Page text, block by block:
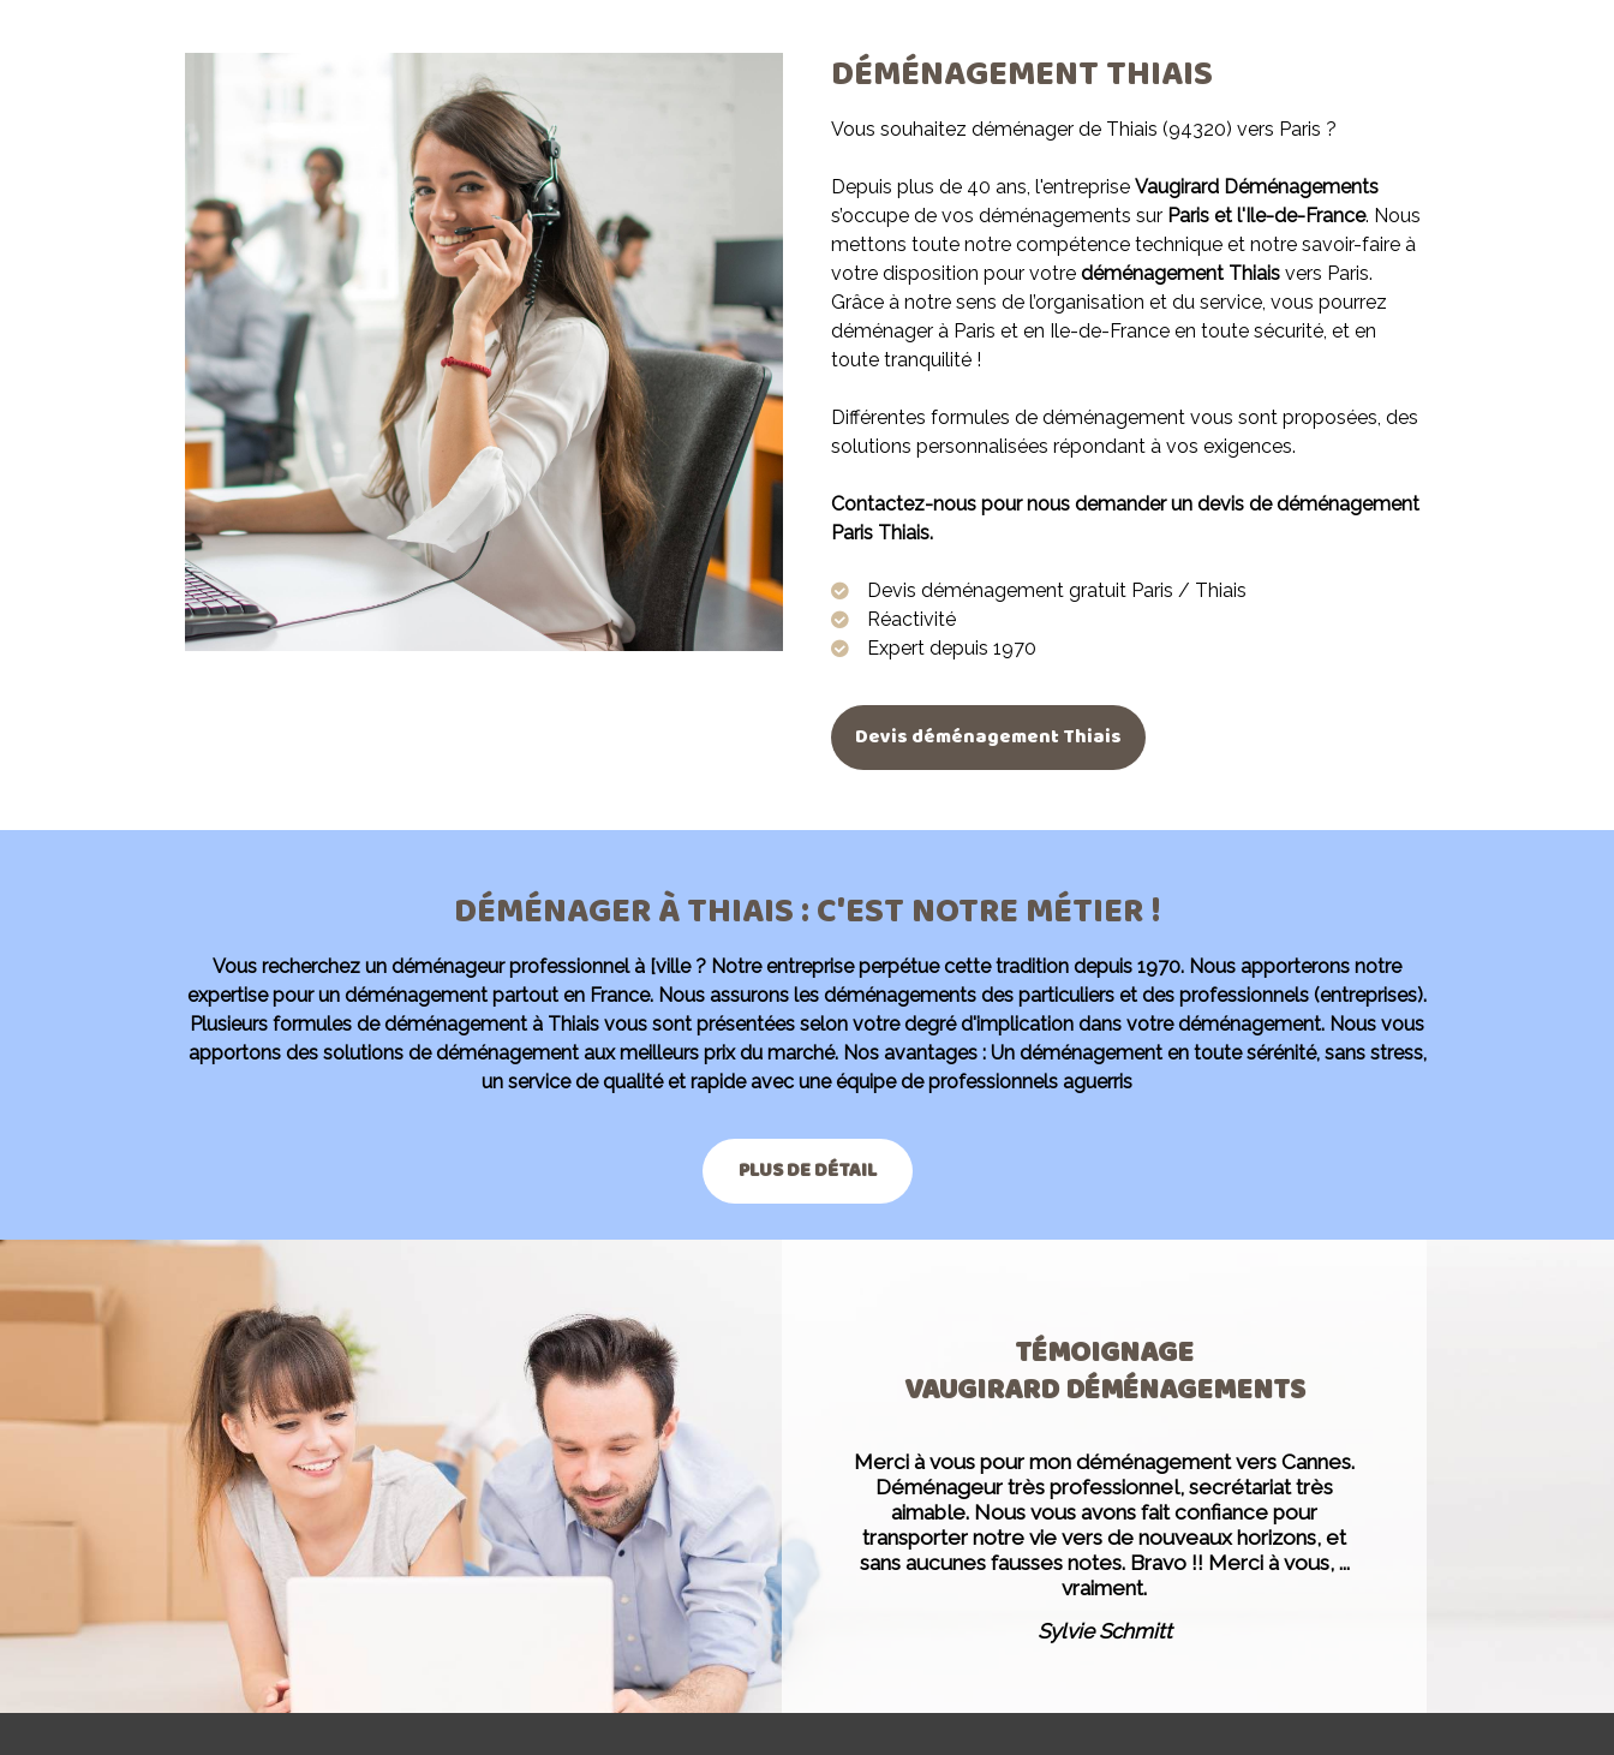
DÉMÉNAGEMENT THIAIS
Vous souhaitez déménager de Thiais (94320) vers Paris ?
Depuis plus de 40 ans, l'entreprise Vaugirard Déménagements
s’occupe de vos déménagements sur Paris et l'Ile-de-France. Nous
mettons toute notre compétence technique et notre savoir-faire à
votre disposition pour votre déménagement Thiais vers Paris.
Grâce à notre sens de l’organisation et du service, vous pourrez
déménager à Paris et en Ile-de-France en toute sécurité, et en
toute tranquilité !
Différentes formules de déménagement vous sont proposées, des
solutions personnalisées répondant à vos exigences.
Contactez-nous pour nous demander un devis de déménagement
Paris Thiais.
Devis déménagement gratuit Paris / Thiais
Réactivité
Expert depuis 1970
Devis déménagement Thiais
DÉMÉNAGER À THIAIS : C'EST NOTRE MÉTIER !
Vous recherchez un déménageur professionnel à [ville ? Notre entreprise perpétue cette tradition depuis 1970. Nous apporterons notre
expertise pour un déménagement partout en France. Nous assurons les déménagements des particuliers et des professionnels (entreprises).
Plusieurs formules de déménagement à Thiais vous sont présentées selon votre degré d'implication dans votre déménagement. Nous vous
apportons des solutions de déménagement aux meilleurs prix du marché. Nos avantages : Un déménagement en toute sérénité, sans stress,
un service de qualité et rapide avec une équipe de professionnels aguerris
PLUS DE DÉTAIL
TÉMOIGNAGE
VAUGIRARD DÉMÉNAGEMENTS
Merci à vous pour mon déménagement vers Cannes.
Déménageur très professionnel, secrétariat très
aimable. Nous vous avons fait confiance pour
transporter notre vie vers de nouveaux horizons, et
sans aucunes fausses notes. Bravo !! Merci à vous, ...
vraiment.
Sylvie Schmitt